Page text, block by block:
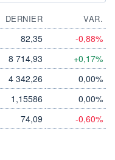
DERNIER
VAR.
82,35 -0,88%
8 714,93 +0,17%
4 342,26 0,00%
1,15586 0,00%
74,09 -0,60%